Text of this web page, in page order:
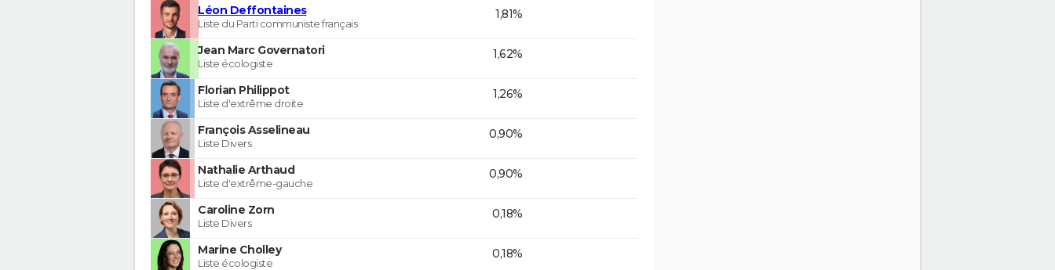
Léon Deffontaines
Liste du Parti communiste français
1,81%
Jean Marc Governatori
Liste écologiste
1,62%
Florian Philippot
Liste d'extrême droite
1,26%
François Asselineau
Liste Divers
0,90%
Nathalie Arthaud
Liste d'extrême-gauche
0,90%
Caroline Zorn
Liste Divers
0,18%
Marine Cholley
Liste écologiste
0,18%